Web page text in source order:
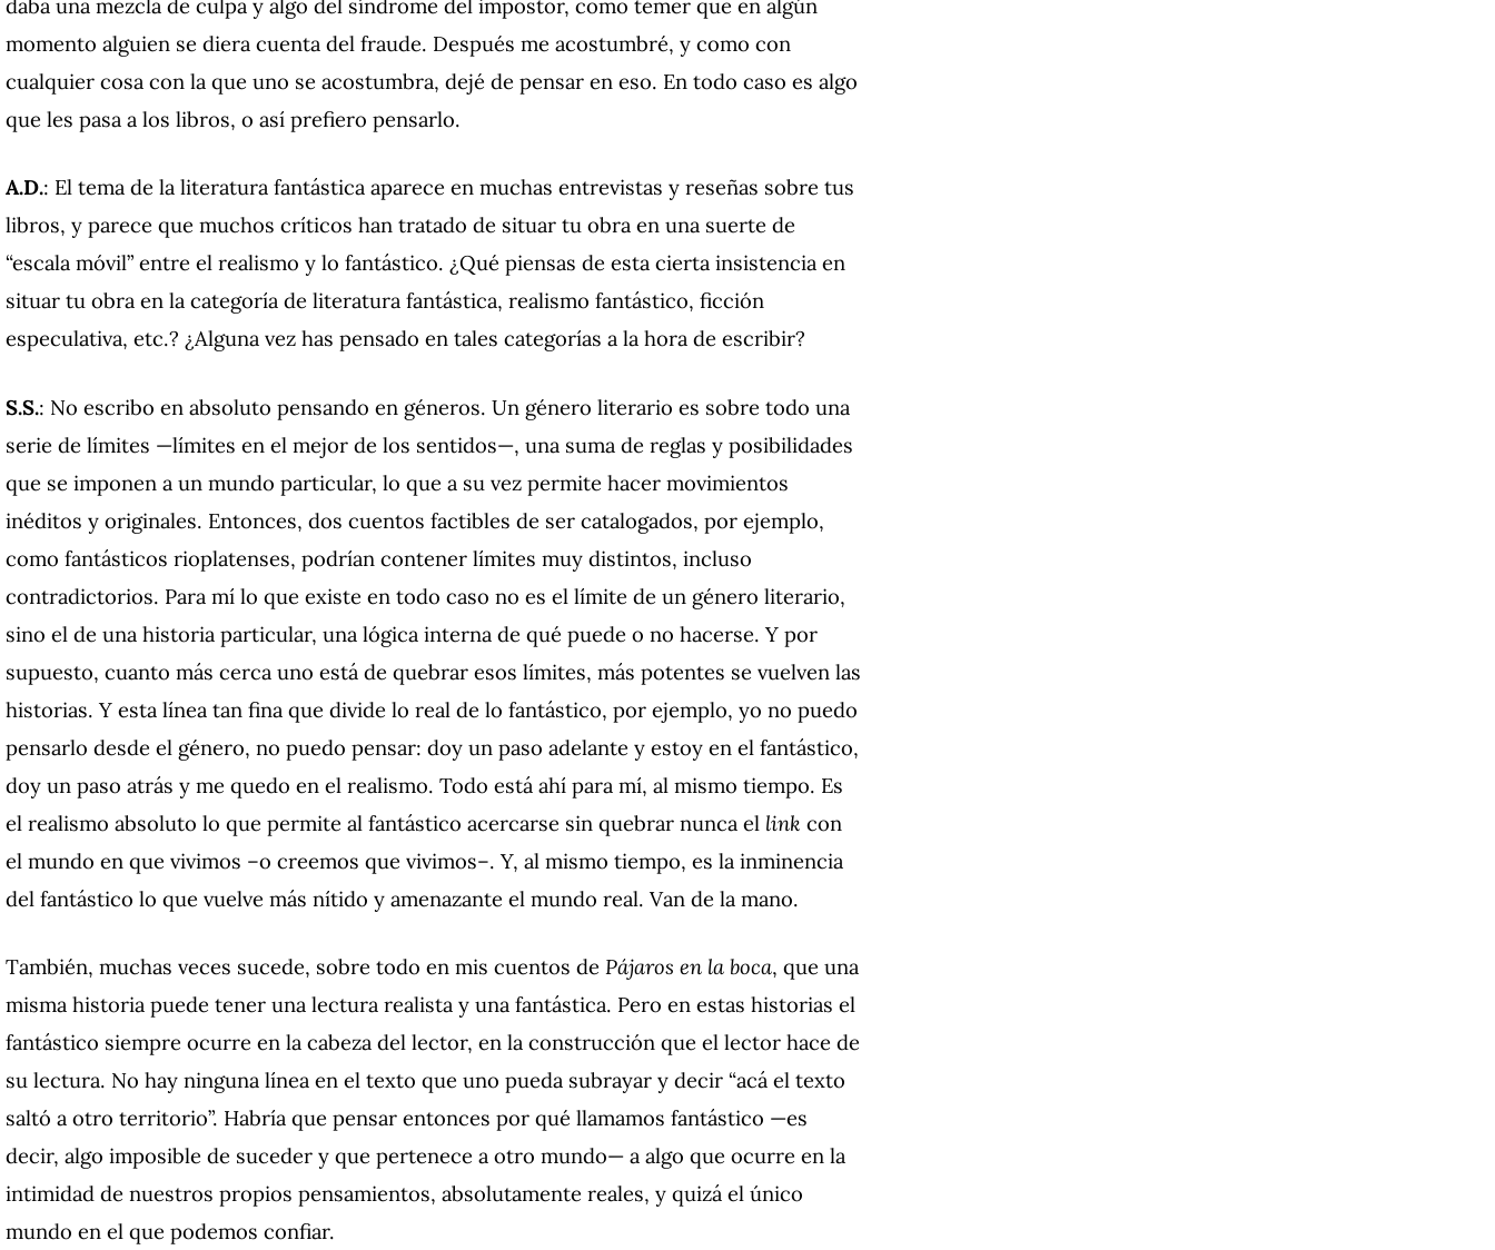
momento alguien se diera cuenta del fraude. Después me acostumbré, y como con
cualquier cosa con la que uno se acostumbra, dejé de pensar en eso. En todo caso es algo
que les pasa a los libros, o así prefiero pensarlo.
A.D.: El tema de la literatura fantástica aparece en muchas entrevistas y reseñas sobre tus
libros, y parece que muchos críticos han tratado de situar tu obra en una suerte de
“escala móvil” entre el realismo y lo fantástico. ¿Qué piensas de esta cierta insistencia en
situar tu obra en la categoría de literatura fantástica, realismo fantástico, ficción
especulativa, etc.? ¿Alguna vez has pensado en tales categorías a la hora de escribir?
S.S.: No escribo en absoluto pensando en géneros. Un género literario es sobre todo una
serie de límites —límites en el mejor de los sentidos—, una suma de reglas y posibilidades
que se imponen a un mundo particular, lo que a su vez permite hacer movimientos
inéditos y originales. Entonces, dos cuentos factibles de ser catalogados, por ejemplo,
como fantásticos rioplatenses, podrían contener límites muy distintos, incluso
contradictorios. Para mí lo que existe en todo caso no es el límite de un género literario,
sino el de una historia particular, una lógica interna de qué puede o no hacerse. Y por
supuesto, cuanto más cerca uno está de quebrar esos límites, más potentes se vuelven las
historias. Y esta línea tan fina que divide lo real de lo fantástico, por ejemplo, yo no puedo
pensarlo desde el género, no puedo pensar: doy un paso adelante y estoy en el fantástico,
doy un paso atrás y me quedo en el realismo. Todo está ahí para mí, al mismo tiempo. Es
el realismo absoluto lo que permite al fantástico acercarse sin quebrar nunca el link con
el mundo en que vivimos –o creemos que vivimos–. Y, al mismo tiempo, es la inminencia
del fantástico lo que vuelve más nítido y amenazante el mundo real. Van de la mano.
También, muchas veces sucede, sobre todo en mis cuentos de Pájaros en la boca, que una
misma historia puede tener una lectura realista y una fantástica. Pero en estas historias el
fantástico siempre ocurre en la cabeza del lector, en la construcción que el lector hace de
su lectura. No hay ninguna línea en el texto que uno pueda subrayar y decir “acá el texto
saltó a otro territorio”. Habría que pensar entonces por qué llamamos fantástico —es
decir, algo imposible de suceder y que pertenece a otro mundo— a algo que ocurre en la
intimidad de nuestros propios pensamientos, absolutamente reales, y quizá el único
mundo en el que podemos confiar.